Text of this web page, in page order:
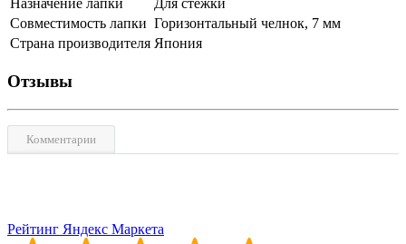
Назначение лапки
Для стёжки
Совместимость лапки Горизонтальный челнок, 7 мм
Страна производителя Япония
Отзывы
Комментарии
Рейтинг Яндекс Маркета